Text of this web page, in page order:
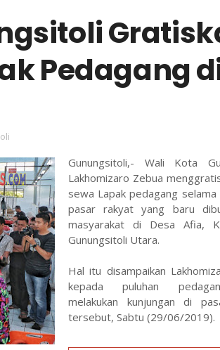
Pedagang
Gunungsitoli,- Wali Kota
Lakhomizaro Zebua
sewa Lapak pedagang selama
pasar rakyat yang baru
masyarakat di Desa Afia,
Gunungsitoli Utara.
Hal itu disampaikan
kepada puluhan
melakukan kunjungan di
tersebut, Sabtu (29/06/2019).